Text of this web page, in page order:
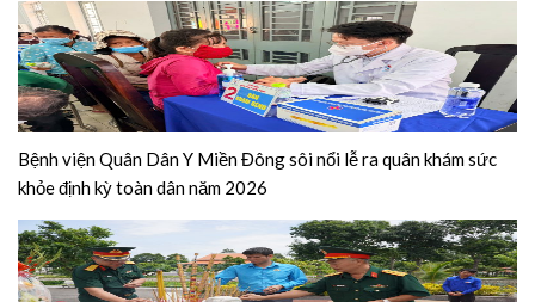
Bệnh viện Quân Dân Y Miền Đông sôi nổi lễ ra quân khám sức
khỏe định kỳ toàn dân năm 2026